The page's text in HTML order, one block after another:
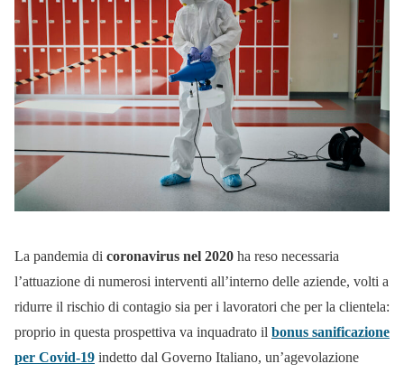
La pandemia di coronavirus nel 2020 ha reso necessaria
l’attuazione di numerosi interventi all’interno delle aziende, volti a
ridurre il rischio di contagio sia per i lavoratori che per la clientela:
proprio in questa prospettiva va inquadrato il bonus sanificazione
per Covid-19 indetto dal Governo Italiano, un’agevolazione